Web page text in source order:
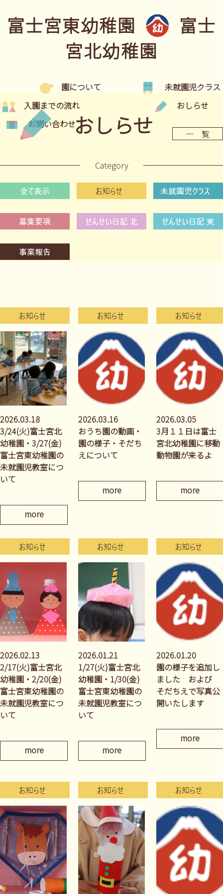
富士宮東幼稚園
富士
宮北幼稚園
園について
未就園児クラス
入園までの流れ
おしらせ
お問い合わせおしらせ 一 覧
Category
2026.03.18
3/24(火)富士宮北
幼稚園・3/27(金)
富士宮東幼稚園の
未就園児教室につ
いて
more
2026.03.16
おうち園の動画・
園の様子・そだち
えについて
more
2026.03.05
3月１１日は富士
宮北幼稚園に移動
動物園が来るよ
more
2026.02.13
2/17(火)富士宮北
幼稚園・2/20(金)
富士宮東幼稚園の
未就園児教室につ
いて
more
2026.01.21
1/27(火)富士宮北
幼稚園・1/30(金)
富士宮東幼稚園の
未就園児教室につ
いて
more
2026.01.20
園の様子を追加し
ました および
そだちえで写真公
開いたします
more